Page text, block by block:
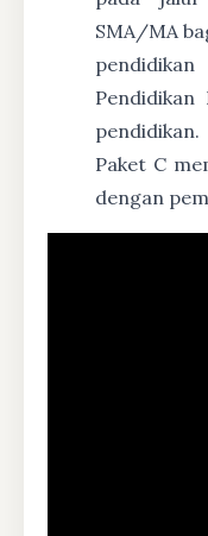
SMA/MA
Pendidikan
Paket C
dengan